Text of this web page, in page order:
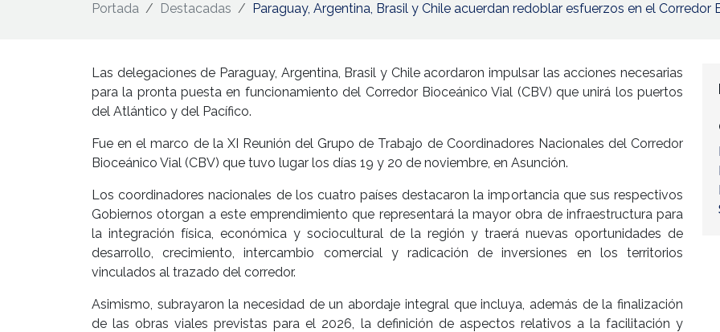
Portada Destacadas Paraguay, Argentina, Brasil y Chile acuerdan redoblar esfuerzos en el Corredor
Las delegaciones de Paraguay, Argentina, Brasil y Chile acordaron impulsar las acciones necesarias
para la pronta puesta en funcionamiento del Corredor Bioceánico Vial (CBV) que unirá los puertos
del Atlántico y del Pacífico.
Fue en el marco de la XI Reunión del Grupo de Trabajo de Coordinadores Nacionales del Corredor
Bioceánico Vial (CBV) que tuvo lugar los días 19 y 20 de noviembre, en Asunción.
Los coordinadores nacionales de los cuatro países destacaron la importancia que sus respectivos
Gobiernos otorgan a este emprendimiento que representará la mayor obra de infraestructura para
la integración física, económica y sociocultural de la región y traerá nuevas oportunidades de
desarrollo, crecimiento, intercambio comercial y radicación de inversiones en los territorios
vinculados al trazado del corredor.
Asimismo, subrayaron la necesidad de un abordaje integral que incluya, además de la finalización
de las obras viales previstas para el 2026, la definición de aspectos relativos a la facilitación y